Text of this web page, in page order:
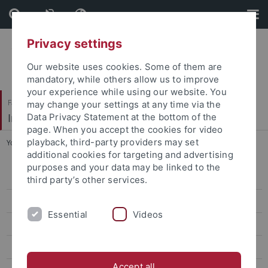
Skip
to
content
Skip
to
footer
Faculty of Humanities
Institute of Art History
You are here: Home ... Prof. Dr. Barbara Lange
Prof. Dr. Megan R. Luke
Prof. Dr. Ernst Seidl
Privacy settings
Our website uses cookies. Some of them are
mandatory, while others allow us to improve
your experience while using our website. You
may change your settings at any time via the
Data Privacy Statement at the bottom of the
page. When you accept the cookies for video
playback, third-party providers may set
additional cookies for targeting and advertising
purposes and your data may be linked to the
third party’s other services.
Essential Videos